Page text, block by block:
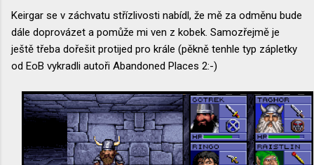
Keirgar se v záchvatu střízlivosti nabídl, že mě za odměnu bude
dále doprovázet a pomůže mi ven z kobek. Samozřejmě je
ještě třeba dořešit protijed pro krále (pěkně tenhle typ zápletky
od EoB vykradli autoři Abandoned Places 2:-)